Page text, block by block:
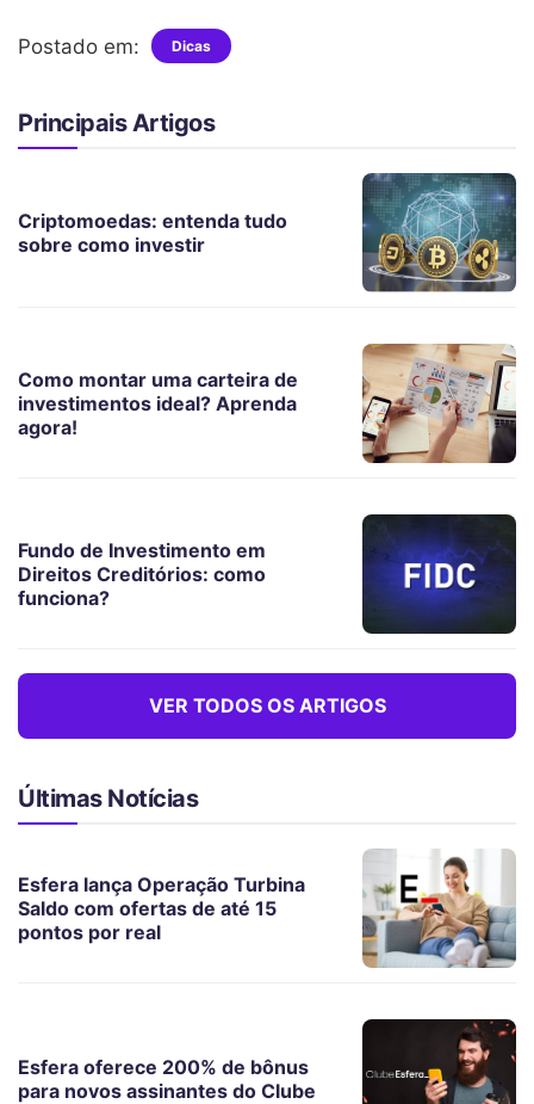
Postado em: Dicas
Principais Artigos
Criptomoedas: entenda tudo
sobre como investir
Como montar uma carteira de
investimentos ideal? Aprenda
agora!
Fundo de Investimento em
Direitos Creditórios: como
funciona?
VER TODOS OS ARTIGOS
Últimas Notícias
Esfera lança Operação Turbina
Saldo com ofertas de até 15
pontos por real
Esfera oferece 200% de bônus
para novos assinantes do Clube